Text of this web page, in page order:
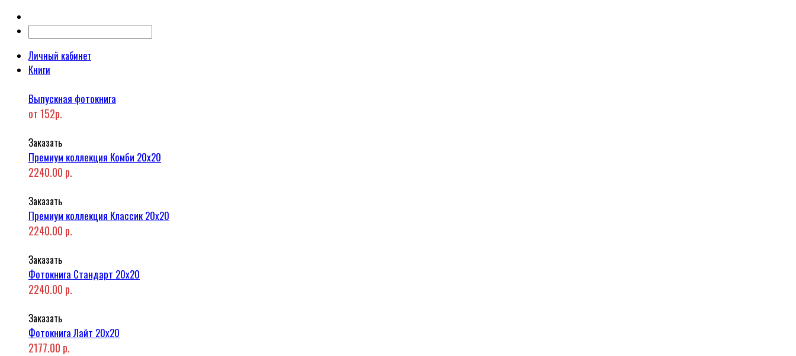
Личный кабинет
Книги
Выпускная фотокнига
от 152р.
Заказать
Премиум коллекция Комби 20x20
2240.00 р.
Заказать
Премиум коллекция Классик 20x20
2240.00 р.
Заказать
Фотокнига Стандарт 20x20
2240.00 р.
Заказать
Фотокнига Лайт 20x20
2177.00 р.